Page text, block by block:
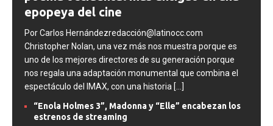
epopeya del cine
Por Carlos Hernándezredacción@latinocc.com
Christopher Nolan, una vez más nos muestra porque es
uno de los mejores directores de su generación porque
nos regala una adaptación monumental que combina el
espectáculo del IMAX, con una historia [...]
“Enola Holmes 3”, Madonna y “Elle” encabezan los
estrenos de streaming